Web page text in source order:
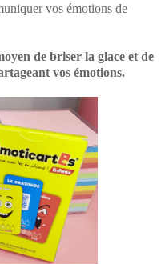
vos émotions de
de briser la glace et de
vos émotions.